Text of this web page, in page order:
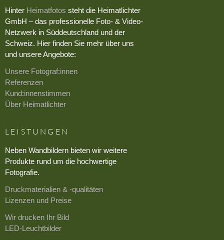
Hinter Heimatfotos steht die Heimatlichter
GmbH – das professionelle Foto- & Video-
Netzwerk in Süddeutschland und der
Schweiz. Hier finden Sie mehr über uns
und unsere Angebote:
Unsere Fotograf:innen
Referenzen
Kund:innenstimmen
Über Heimatlichter
LEISTUNGEN
Neben Wandbildern bieten wir weitere
Produkte rund um die hochwertige
Fotografie.
Druckmaterialien & -qualitäten
Lizenzen und Preise
Wir drucken Ihr Bild
LED-Leuchtbilder